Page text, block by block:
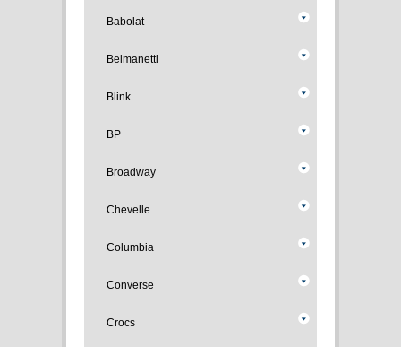
Babolat
Belmanetti
Blink
BP
Broadway
Chevelle
Columbia
Converse
Crocs